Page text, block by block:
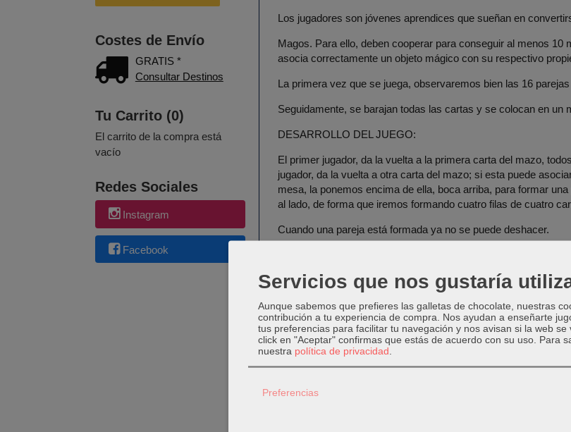
Costes de Envío
GRATIS *
Consultar Destinos
Tu Carrito (0)
El carrito de la compra está
vacío
Redes Sociales
Instagram
Facebook
Los jugadores son jóvenes aprendices que sueñan en
Magos. Para ello, deben cooperar para conseguir al menos
asocia correctamente un objeto mágico con su respectivo
La primera vez que se juega, observaremos bien las 16
Seguidamente, se barajan todas las cartas y se colocan en un
DESARROLLO DEL JUEGO:
El primer jugador, da la vuelta a la primera carta del mazo,
jugador, da la vuelta a otra carta del mazo; si esta puede
mesa, la ponemos encima de ella, boca arriba, para formar
al lado, de forma que iremos formando cuatro filas de cuatro
Cuando una pareja está formada ya no se puede deshacer.
Una vez todas las cartas se han jugado, se comprueban las
¡Si hemos conseguido 10 o más misiones hemos ganado!
Servicios que nos gustaría
Aunque sabemos que prefieres las galletas de chocolate, nuestras
contribución a tu experiencia de compra. Nos ayudan a enseñarte
tus preferencias para facilitar tu navegación y nos avisan si la web se
click en "Aceptar" confirmas que estás de acuerdo con su uso. Para
nuestra política de privacidad
Preferencias